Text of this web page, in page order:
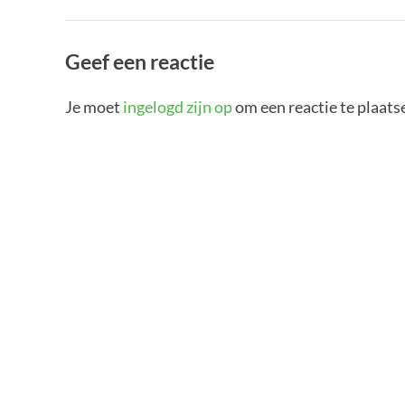
Geef een reactie
Je moet ingelogd zijn opom een reactie te